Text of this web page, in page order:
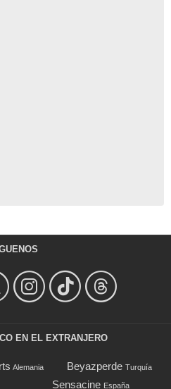
EN EL EXTRANJERO
Alemania Beyazperde Turquía
Sensacine España